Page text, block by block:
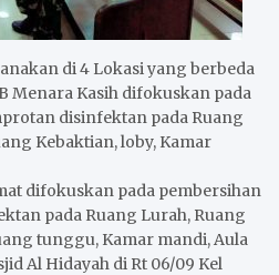
di 4 Lokasi yang berbeda
Menara Kasih difokuskan pada
disinfektan pada Ruang
Kebaktian, loby, Kamar
difokuskan pada pembersihan
pada Ruang Lurah, Ruang
tunggu, Kamar mandi, Aula
Al Hidayah di Rt 06/09 Kel